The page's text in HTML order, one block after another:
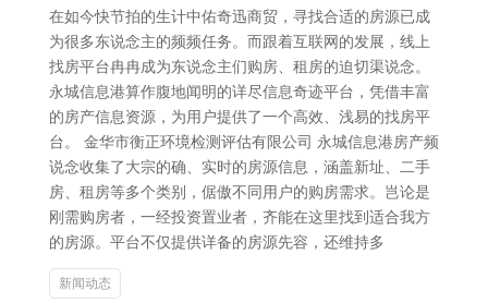
在如今快节拍的生计中佑奇迅商贸，寻找合适的房源已成
为很多东说念主的频频任务。而跟着互联网的发展，线上
找房平台冉冉成为东说念主们购房、租房的迫切渠说念。
永城信息港算作腹地闻明的详尽信息奇迹平台，凭借丰富
的房产信息资源，为用户提供了一个高效、浅易的找房平
台。 金华市衡正环境检测评估有限公司 永城信息港房产频
说念收集了大宗的确、实时的房源信息，涵盖新址、二手
房、租房等多个类别，倨傲不同用户的购房需求。岂论是
刚需购房者，一经投资置业者，齐能在这里找到适合我方
的房源。平台不仅提供详备的房源先容，还维持多
新闻动态